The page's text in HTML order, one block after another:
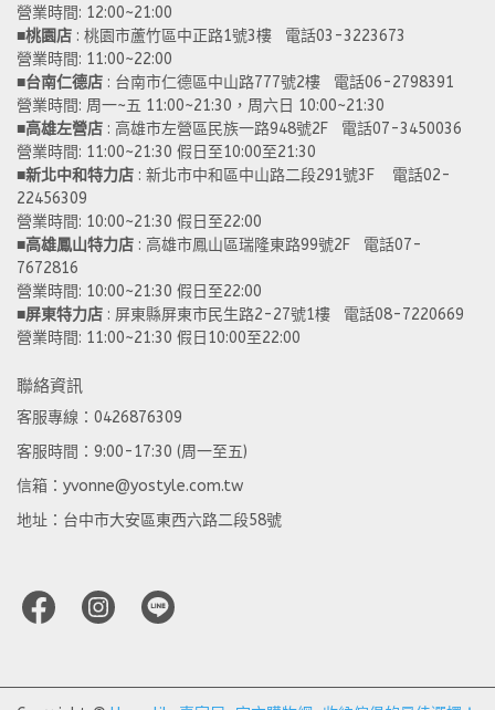
營業時間: 12:00~21:00
■桃園店 : 桃園市蘆竹區中正路1號3樓   電話03-3223673
營業時間: 11:00~22:00
■台南仁德店 : 台南市仁德區中山路777號2樓   電話06-2798391
營業時間: 周一~五 11:00~21:30，周六日 10:00~21:30
■高雄左營店 : 高雄市左營區民族一路948號2F   電話07-3450036
營業時間: 11:00~21:30 假日至10:00至21:30
■新北中和特力店 : 新北市中和區中山路二段291號3F    電話02-
22456309
營業時間: 10:00~21:30 假日至22:00
■高雄鳳山特力店 : 高雄市鳳山區瑞隆東路99號2F   電話07-
7672816
營業時間: 10:00~21:30 假日至22:00
■屏東特力店 : 屏東縣屏東市民生路2-27號1樓   電話08-7220669
營業時間: 11:00~21:30 假日10:00至22:00
聯絡資訊
客服專線：0426876309
客服時間：9:00-17:30 (周一至五)
信箱：yvonne@yostyle.com.tw
地址：台中市大安區東西六路二段58號